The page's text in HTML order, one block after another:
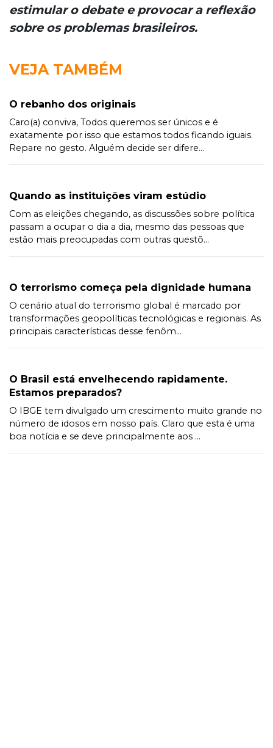
estimular o debate e provocar a reflexão
sobre os problemas brasileiros.
VEJA TAMBÉM
O rebanho dos originais
Caro(a) conviva, Todos queremos ser únicos e é
exatamente por isso que estamos todos ficando iguais.
Repare no gesto. Alguém decide ser difere...
Quando as instituições viram estúdio
Com as eleições chegando, as discussões sobre política
passam a ocupar o dia a dia, mesmo das pessoas que
estão mais preocupadas com outras questõ...
O terrorismo começa pela dignidade humana
O cenário atual do terrorismo global é marcado por
transformações geopolíticas tecnológicas e regionais. As
principais características desse fenôm...
O Brasil está envelhecendo rapidamente.
Estamos preparados?
O IBGE tem divulgado um crescimento muito grande no
número de idosos em nosso país. Claro que esta é uma
boa notícia e se deve principalmente aos ...